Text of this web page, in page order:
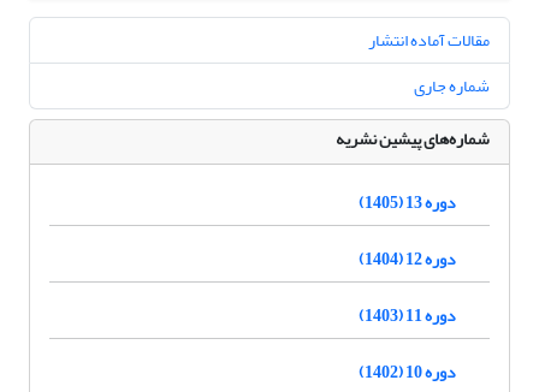
مقالات آماده انتشار
شماره جاری
شماره‌های پیشین نشریه
دوره 13 (1405)
دوره 12 (1404)
دوره 11 (1403)
دوره 10 (1402)